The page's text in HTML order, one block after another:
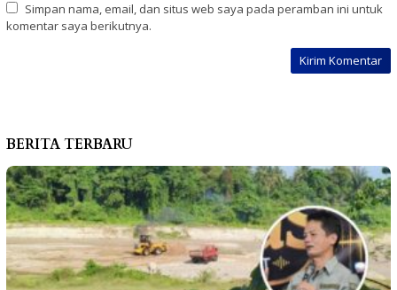
Simpan nama, email, dan situs web saya pada peramban ini untuk
komentar saya berikutnya.
BERITA TERBARU